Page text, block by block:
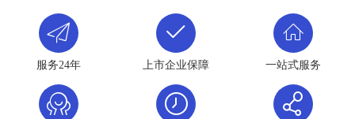
服务24年 上市企业保障 一站式服务